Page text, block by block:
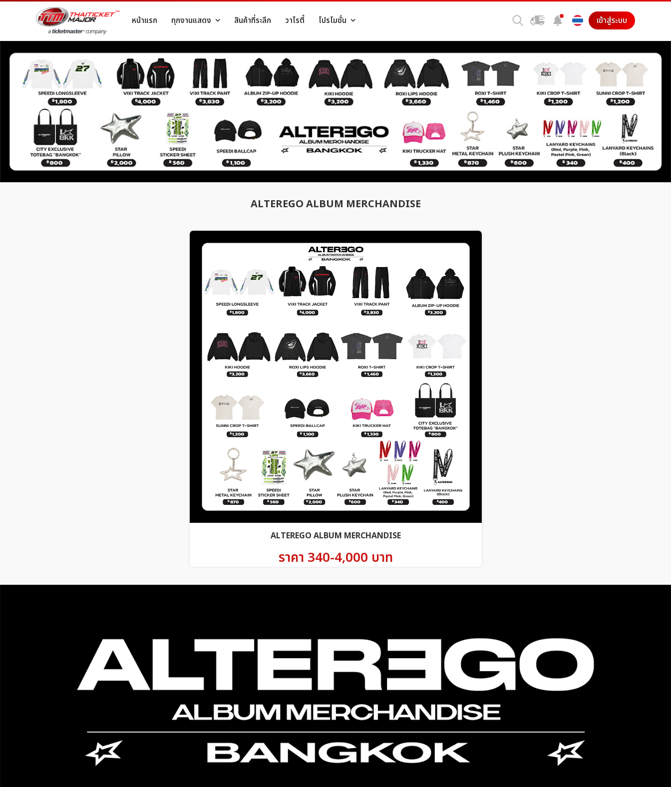
หน้าแรก ทุกงานแสดง สินค้าที่ระลึก วาไรตี้ โปรโมชั่น เข้าสู่ระบบ
ALTEREGO ALBUM MERCHANDISE
ALTEREGO ALBUM MERCHANDISE
ราคา 340-4,000 บาท